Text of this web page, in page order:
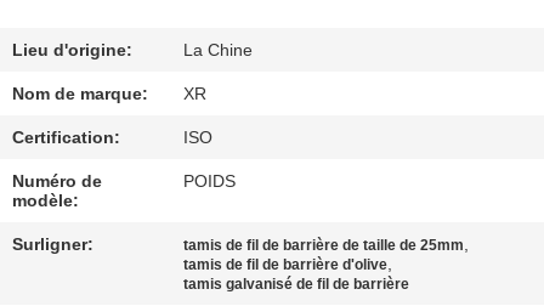
CONTRÔLE
DE
QUALITÉ
CONTACTEZ-
NOUS
Lieu d'origine: La Chine
Nom de marque: XR
Certification: ISO
Numéro de
modèle:
POIDS
Surligner: tamis de fil de barrière de taille de 25mm,
tamis de fil de barrière d'olive,
tamis galvanisé de fil de barrière